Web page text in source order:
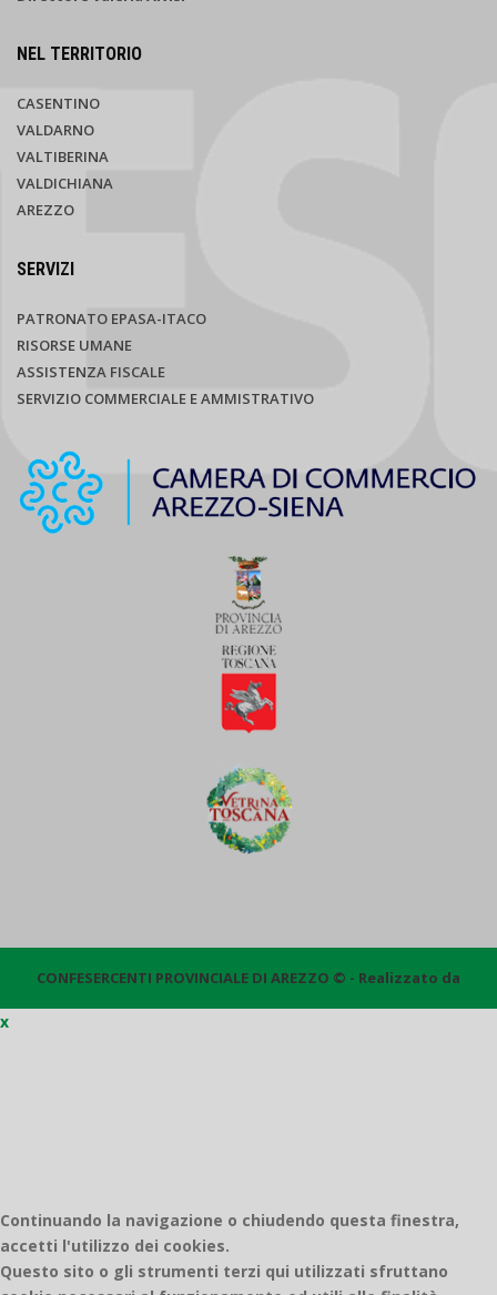
NEL TERRITORIO
CASENTINO
VALDARNO
VALTIBERINA
VALDICHIANA
AREZZO
SERVIZI
PATRONATO EPASA-ITACO
RISORSE UMANE
ASSISTENZA FISCALE
SERVIZIO COMMERCIALE E AMMISTRATIVO
CONFESERCENTI PROVINCIALE DI AREZZO © - Realizzato da
x
Continuando la navigazione o chiudendo questa finestra,
accetti l'utilizzo dei cookies.
Questo sito o gli strumenti terzi qui utilizzati sfruttano